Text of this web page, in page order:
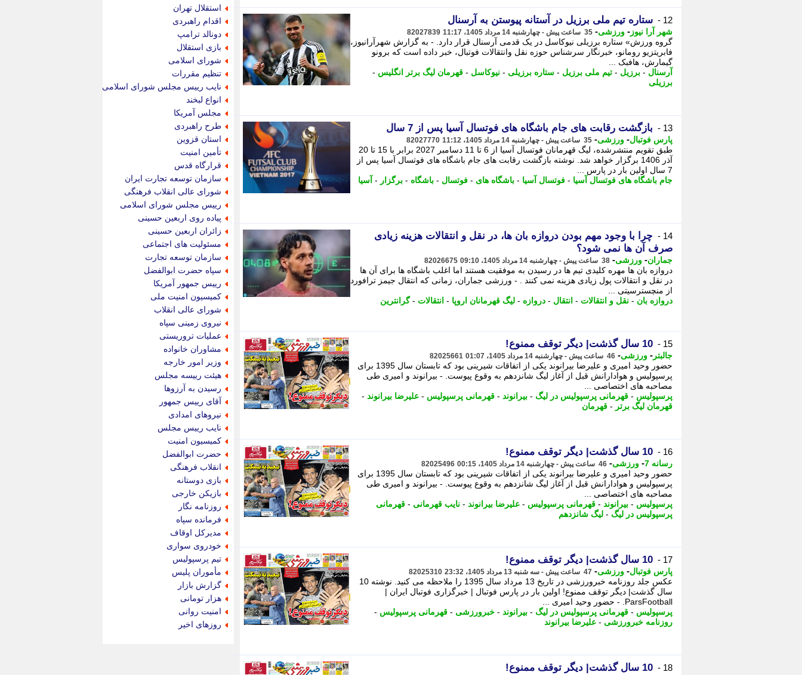
12 - ستاره تیم ملی برزیل در آستانه پیوستن به آرسنال
شهر آرا نیوز - ورزشی- 35 ساعت پیش - چهارشنبه 14 مرداد 1405، 11:17 82027839
گروه ورزش» ستاره برزیلی نیوکاسل در یک قدمی آرسنال قرار دارد. - به گزارش شهرآرانیوز،
فابریتزیو رومانو، خبرنگار سرشناس حوزه نقل وانتقالات فوتبال، خبر داده است که برونو
گیمارش، هافبک ...
آرسنال - برزیل - تیم ملی برزیل - ستاره برزیلی - نیوکاسل - قهرمان لیگ برتر انگلیس -
برزیلی
13 - بازگشت رقابت های جام باشگاه های فوتسال آسیا پس از 7 سال
پارس فوتبال- ورزشی- 35 ساعت پیش - چهارشنبه 14 مرداد 1405، 11:12 82027770
طبق تقویم منتشرشده، لیگ قهرمانان فوتسال آسیا از 6 تا 11 دسامبر 2027 برابر با 15 تا 20
آذر 1406 برگزار خواهد شد. نوشته بازگشت رقابت های جام باشگاه های فوتسال آسیا پس از
7 سال اولین بار در پارس ...
جام باشگاه های فوتسال آسیا - فوتسال آسیا - باشگاه های - فوتسال - باشگاه - برگزار - آسیا
14 -
چرا با وجود مهم بودن دروازه بان ها، در نقل و انتقالات هزینه زیادی
صرف آن ها نمی شود؟
جماران- ورزشی- 38 ساعت پیش - چهارشنبه 14 مرداد 1405، 09:10 82026675
دروازه بان ها مهره کلیدی تیم ها در رسیدن به موفقیت هستند اما اغلب باشگاه ها برای آن ها
در نقل و انتقالات پول زیادی هزینه نمی کنند . - ورزشی جماران، زمانی که انتقال جیمز ترافورد
از منچسترسیتی ...
دروازه بان - نقل و انتقالات - انتقال - دروازه - لیگ قهرمانان اروپا - انتقالات -گرانترین
15 - 10 سال گذشت| دیگر توقف ممنوع!
جالبتر - ورزشی- 46 ساعت پیش - چهارشنبه 14 مرداد 1405، 01:07 82025661
حضور وحید امیری و علیرضا بیرانوند یکی از اتفاقات شیرینی بود که تابستان سال 1395 برای
پرسپولیس و هوادارانش قبل از آغاز لیگ شانزدهم به وقوع پیوست. - بیرانوند و امیری طی
مصاحبه های اختصاصی ...
پرسپولیس - قهرمانی پرسپولیس در لیگ - بیرانوند - قهرمانی پرسپولیس - علیرضا بیرانوند -
قهرمان لیگ برتر - قهرمان
16 - 10 سال گذشت| دیگر توقف ممنوع!
رسانه 7 - ورزشی- 46 ساعت پیش - چهارشنبه 14 مرداد 1405، 00:15 82025496
حضور وحید امیری و علیرضا بیرانوند یکی از اتفاقات شیرینی بود که تابستان سال 1395 برای
پرسپولیس و هوادارانش قبل از آغاز لیگ شانزدهم به وقوع پیوست. - بیرانوند و امیری طی
مصاحبه های اختصاصی ...
پرسپولیس - بیرانوند - قهرمانی پرسپولیس - علیرضا بیرانوند - نایب قهرمانی - قهرمانی
پرسپولیس در لیگ - لیگ شانزدهم
17 - 10 سال گذشت| دیگر توقف ممنوع!
پارس فوتبال- ورزشی- 47 ساعت پیش - سه شنبه 13 مرداد 1405، 23:32 82025310
عکس جلد روزنامه خبرورزشی در تاریخ 13 مرداد سال 1395 را ملاحظه می کنید. نوشته 10
سال گذشت| دیگر توقف ممنوع! اولین بار در پارس فوتبال | خبرگزاری فوتبال ایران |
ParsFootball. - حضور وحید امیری ...
پرسپولیس - قهرمانی پرسپولیس در لیگ - بیرانوند - خبرورزشی - قهرمانی پرسپولیس -
روزنامه خبرورزشی - علیرضا بیرانوند
18 - 10 سال گذشت| دیگر توقف ممنوع!
استقلال تهران
اقدام راهبردی
دونالد ترامپ
بازی استقلال
شورای اسلامی
تنظیم مقررات
نایب رییس مجلس شورای اسلامی
انواع لبخند
مجلس آمریکا
طرح راهبردی
استان قزوین
تأمین امنیت
قرارگاه قدس
سازمان توسعه تجارت ایران
شورای عالی انقلاب فرهنگی
رییس مجلس شورای اسلامی
پیاده روی اربعین حسینی
زائران اربعین حسینی
مسئولیت های اجتماعی
سازمان توسعه تجارت
سپاه حضرت ابوالفضل
رییس جمهور آمریکا
کمیسیون امنیت ملی
شورای عالی انقلاب
نیروی زمینی سپاه
عملیات تروریستی
مشاوران خانواده
وزیر امور خارجه
هیئت رییسه مجلس
رسیدن به آرزوها
آقای رییس جمهور
نیروهای امدادی
نایب رییس مجلس
کمیسیون امنیت
حضرت ابوالفضل
انقلاب فرهنگی
بازی دوستانه
بازیکن خارجی
روزنامه نگار
فرمانده سپاه
مدیرکل اوقاف
خودروی سواری
تیم پرسپولیس
مأموران پلیس
گزارش بازار
هزار تومانی
امنیت روانی
روزهای اخیر